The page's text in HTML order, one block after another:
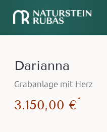
Darianna
Grabanlage mit Herz
3.150,00 €*